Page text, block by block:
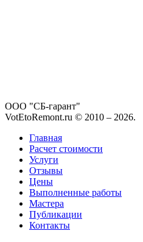
ООО "СБ-гарант"
VotEtoRemont.ru © 2010 – 2026.
Главная
Расчет стоимости
Услуги
Отзывы
Цены
Выполненные работы
Мастера
Публикации
Контакты